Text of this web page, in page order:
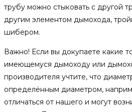
трубу можно стыковать с другой
другим элементом дымохода,
шибером.
Важно! Если вы докупаете какие
имеющемуся дымоходу или
производителя учтите, что
определённым диаметром,
отличаться от нашего и могут